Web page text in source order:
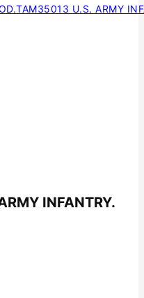
INFANTRY.